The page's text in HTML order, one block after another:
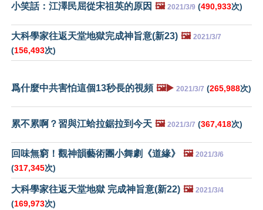
小笑話：江澤民屈從宋祖英的原因 🖼️ 2021/3/9 (490,933次)
大科學家往返天堂地獄完成神旨意(新23) 🖼️ 2021/3/7
(156,493次)
爲什麼中共害怕這個13秒長的視頻 🖼️▶️ 2021/3/7 (265,988次)
累不累啊？習與江蛤拉鋸拉到今天 🖼️ 2021/3/7 (367,418次)
回味無窮！觀神韻藝術團小舞劇《道緣》 🖼️ 2021/3/6
(317,345次)
大科學家往返天堂地獄 完成神旨意(新22) 🖼️ 2021/3/4
(169,973次)